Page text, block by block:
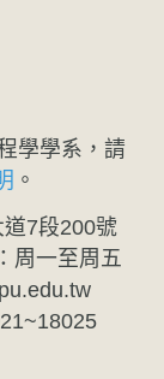
學學系，請
。
7段200號
周一至周五